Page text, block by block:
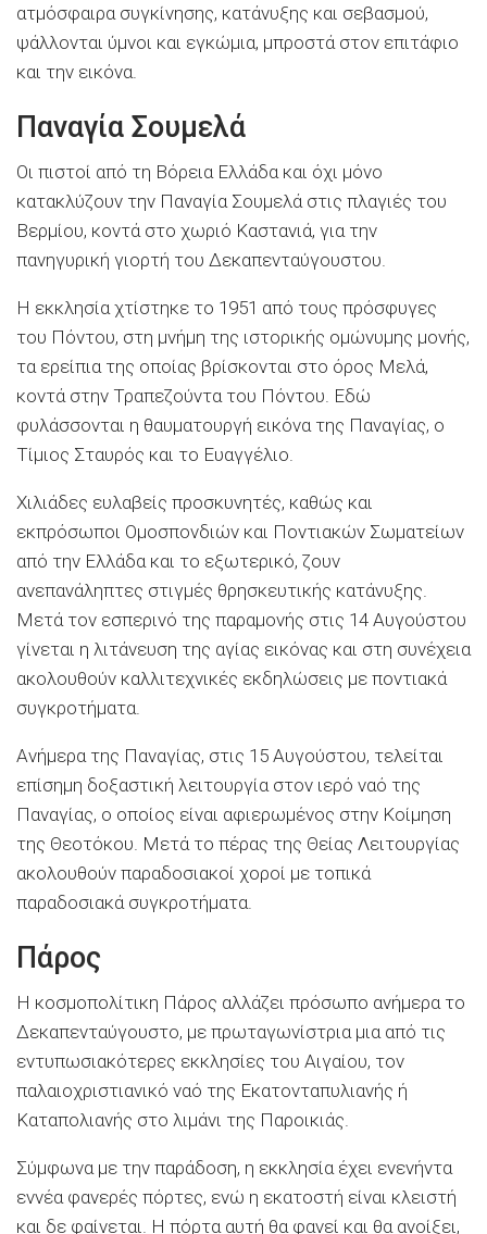
ατμόσφαιρα συγκίνησης, κατάνυξης και σεβασμού,
ψάλλονται ύμνοι και εγκώμια, μπροστά στον επιτάφιο
και την εικόνα.
Παναγία Σουμελά
Οι πιστοί από τη Βόρεια Ελλάδα και όχι μόνο
κατακλύζουν την Παναγία Σουμελά στις πλαγιές του
Βερμίου, κοντά στο χωριό Καστανιά, για την
πανηγυρική γιορτή του Δεκαπενταύγουστου.
Η εκκλησία χτίστηκε το 1951 από τους πρόσφυγες
του Πόντου, στη μνήμη της ιστορικής ομώνυμης μονής,
τα ερείπια της οποίας βρίσκονται στο όρος Μελά,
κοντά στην Τραπεζούντα του Πόντου. Εδώ
φυλάσσονται η θαυματουργή εικόνα της Παναγίας, ο
Τίμιος Σταυρός και το Ευαγγέλιο.
Χιλιάδες ευλαβείς προσκυνητές, καθώς και
εκπρόσωποι Ομοσπονδιών και Ποντιακών Σωματείων
από την Ελλάδα και το εξωτερικό, ζουν
ανεπανάληπτες στιγμές θρησκευτικής κατάνυξης.
Μετά τον εσπερινό της παραμονής στις 14 Αυγούστου
γίνεται η λιτάνευση της αγίας εικόνας και στη συνέχεια
ακολουθούν καλλιτεχνικές εκδηλώσεις με ποντιακά
συγκροτήματα.
Ανήμερα της Παναγίας, στις 15 Αυγούστου, τελείται
επίσημη δοξαστική λειτουργία στον ιερό ναό της
Παναγίας, ο οποίος είναι αφιερωμένος στην Κοίμηση
της Θεοτόκου. Μετά το πέρας της Θείας Λειτουργίας
ακολουθούν παραδοσιακοί χοροί με τοπικά
παραδοσιακά συγκροτήματα.
Πάρος
Η κοσμοπολίτικη Πάρος αλλάζει πρόσωπο ανήμερα το
Δεκαπενταύγουστο, με πρωταγωνίστρια μια από τις
εντυπωσιακότερες εκκλησίες του Αιγαίου, τον
παλαιοχριστιανικό ναό της Εκατονταπυλιανής ή
Καταπολιανής στο λιμάνι της Παροικιάς.
Σύμφωνα με την παράδοση, η εκκλησία έχει ενενήντα
εννέα φανερές πόρτες, ενώ η εκατοστή είναι κλειστή
και δε φαίνεται. Η πόρτα αυτή θα φανεί και θα ανοίξει,